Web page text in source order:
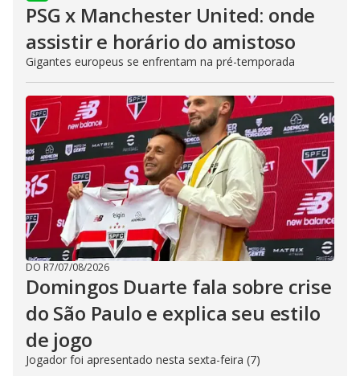
PSG x Manchester United: onde
assistir e horário do amistoso
Gigantes europeus se enfrentam na pré-temporada
DO R7/07/08/2026
Domingos Duarte fala sobre crise
do São Paulo e explica seu estilo
de jogo
Jogador foi apresentado nesta sexta-feira (7)